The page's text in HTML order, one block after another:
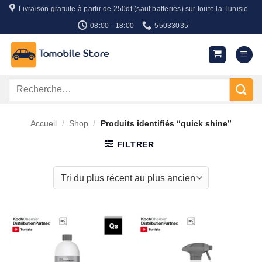
Passer
contenu
Livraison gratuite à partir de 250dt (sauf batteries) sur toute la Tunisie
08:00 - 18:00 55033035
Recherche
Accueil / Shop / Produits identifiés “quick shine”
FILTRER